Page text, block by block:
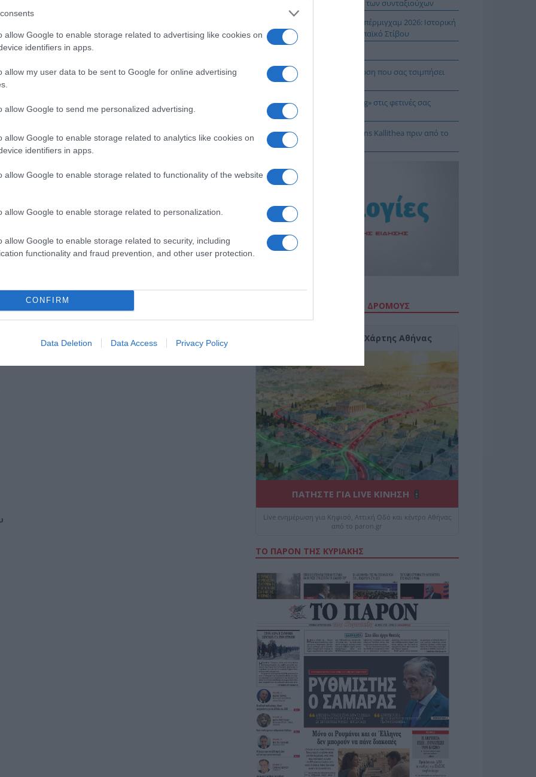
allow Google to enable storage related to advertising like cookies on
identifiers in apps.
allow my user data to be sent to Google for online advertising
allow Google to send me personalized advertising.
allow Google to enable storage related to analytics like cookies on
identifiers in apps.
allow Google to enable storage related to functionality of the website
allow Google to enable storage related to personalization.
allow Google to enable storage related to security, including
functionality and fraud prevention, and other user protection.
CONFIRM
Data Deletion Data Access Privacy Policy
δεν σταματά να διεκδικεί χώρο. Ένας νέος μεγάλος
αποδεικνύοντας πως ακόμη και στο πιο σκληρό χώμα, η
Κουλουκάκου, Αντωνία Χαραλάμπους, Έλενα
Χαραλάμπους, Γιάννης Κρητικός, Αλέξανδρος
Θεόφιλος Πασχάλης, Μίλτος Χαρόβας, Ειρήνη
Ντένια Ψυλλιά, Βίκυ Διαμαντοπούλου, Ντόρις
Ντούνη
Προβληματίζει το κύμα φυγής των συνταξιούχων
Αντίστροφη μέτρηση για το Μπέρμιγχαμ 2026: Ιστορική
ελληνική παρουσία στο Ευρωπαϊκό Στίβου
Τι πρέπει να κάνετε σε περίπτωση που σας τσιμπήσει
μωβ μέδουσα
Πώς να κάνετε «smart spending» στις φετινές σας
διακοπές
ΑΕΚ: Πρόβα τζενεράλε με Athens Kallithea πριν από το
Super Cup
ΔΕΙΤΕ ΤΗΝ ΚΙΝΗΣΗ ΣΤΟΥΣ ΔΡΌΜΟΥΣ
Κίνηση Τώρα: Live Χάρτης Αθήνας
ΠΑΤΗΣΤΕ ΓΙΑ LIVE ΚΙΝΗΣΗ
Live ενημέρωση για Κηφισό, Αττική Οδό και κέντρο Αθήνας
από το paron.gr
ΤΟ ΠΑΡΟΝ ΤΗΣ ΚΥΡΙΑΚΗΣ